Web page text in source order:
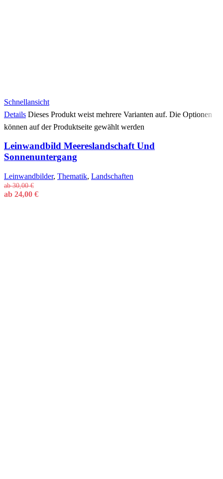
Schnellansicht
Details Dieses Produkt weist mehrere Varianten auf. Die Optionen
können auf der Produktseite gewählt werden
Leinwandbild Meereslandschaft Und
Sonnenuntergang
Leinwandbilder, Thematik, Landschaften
ab30,00€
ab 24,00 €